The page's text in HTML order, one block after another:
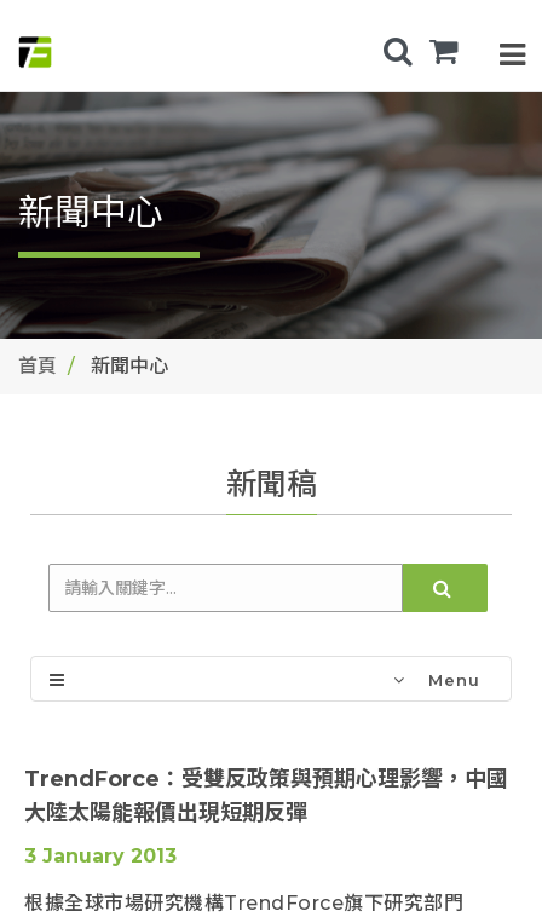
新聞中心
首頁 新聞中心
新聞稿
Menu
TrendForce：受雙反政策與預期心理影響，中國
大陸太陽能報價出現短期反彈
3 January 2013
根據全球市場研究機構TrendForce旗下研究部門